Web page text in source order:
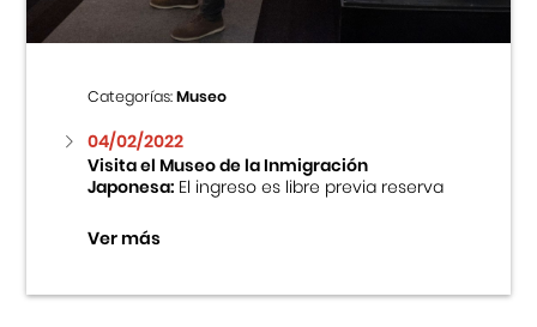
Categorías:Museo
04/02/2022
Visita el Museo de la Inmigración
Japonesa:El ingreso es libre previa reserva
Ver más